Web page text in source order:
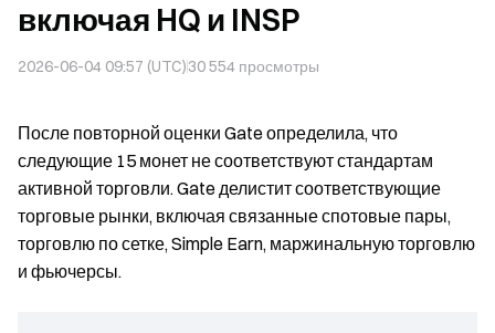
включая HQ и INSP
2026-06-04 09:57 (UTC)30 554 просмотры
После повторной оценки Gate определила, что
следующие 15 монет не соответствуют стандартам
активной торговли. Gate делистит соответствующие
торговые рынки, включая связанные спотовые пары,
торговлю по сетке, Simple Earn, маржинальную торговлю
и фьючерсы.